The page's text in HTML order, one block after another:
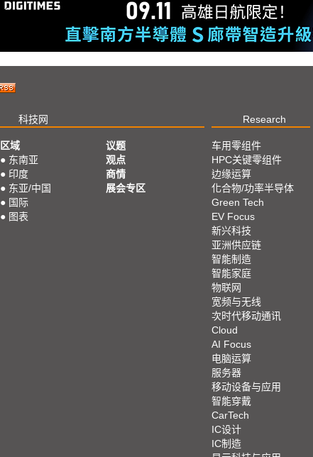
科技网 Research
区域
● 东南亚
● 印度
● 东亚/中国
● 国际
● 图表
议题
观点
商情
展会专区
车用零组件
HPC关键零组件
边缘运算
化合物/功率半导体
Green Tech
EV Focus
新兴科技
亚洲供应链
智能制造
智能家庭
物联网
宽频与无线
次时代移动通讯
Cloud
AI Focus
电脑运算
服务器
移动设备与应用
智能穿戴
CarTech
IC设计
IC制造